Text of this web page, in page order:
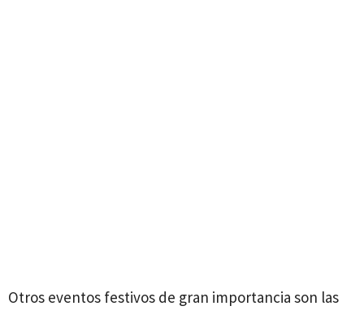
Otros eventos festivos de gran importancia son las